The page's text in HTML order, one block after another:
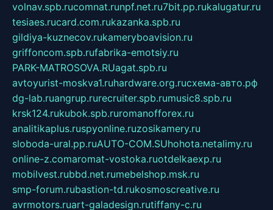
volnav.spb.rucomnat.runpf.net.ru7bit.pp.rukalugatur.ru
tesiaes.rucard.com.rukazanka.spb.ru
gildiya-kuznecov.rukameryboavision.ru
griffoncom.spb.rufabrika-emotsiy.ru
PARK-MATROSOVA.RUagat.spb.ru
avtoyurist-moskva1.ruhardware.org.ruсхема-авто.рф
dg-lab.ruangrup.rurecruiter.spb.rumusic8.spb.ru
krsk124.rukubok.spb.ruromanofforex.ru
analitikaplus.ruspyonline.ruzosikamery.ru
sloboda-ural.pp.ruAUTO-COM.SUhohota.netalimy.ru
online-z.comaromat-vostoka.ruotdelkaexp.ru
mobilvest.rubbd.net.rumebelshop.msk.ru
smp-forum.rubastion-td.rukosmoscreative.ru
avrmotors.ruart-galadesign.rutiffany-c.ru